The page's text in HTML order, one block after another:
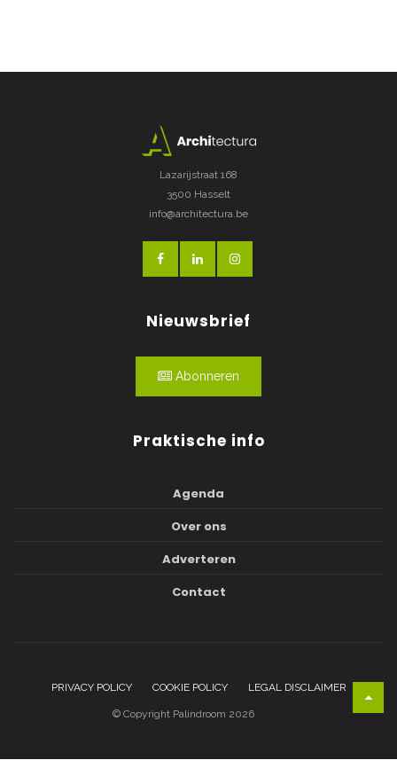
Lazarijstraat 168
3500 Hasselt
info@architectura.be
Nieuwsbrief
Abonneren
Praktische info
Agenda
Over ons
Adverteren
Contact
PRIVACY POLICY COOKIE POLICY LEGAL DISCLAIMER
© Copyright Palindroom 2026